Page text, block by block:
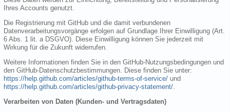
Ihres Accounts genutzt.
Die Registrierung mit GitHub und die damit verbundenen
Datenverarbeitungsvorgänge erfolgen auf Grundlage Ihrer Einwilligung (Art.
6 Abs. 1 lit. a DSGVO). Diese Einwilligung können Sie jederzeit mit
Wirkung für die Zukunft widerrufen.
Weitere Informationen finden Sie in den GitHub-Nutzungsbedingungen und
den GitHub-Datenschutzbestimmungen. Diese finden Sie unter:
https://help.github.com/articles/github-terms-of-service/ und
https://help.github.com/articles/github-privacy-statement/.
Verarbeiten von Daten (Kunden- und Vertragsdaten)